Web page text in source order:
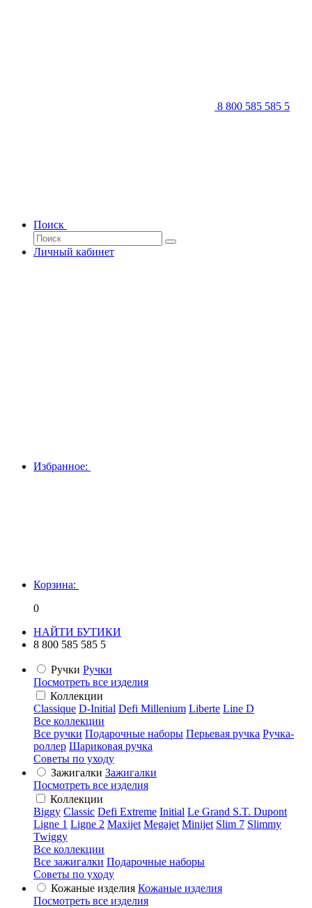
8 800 585 585 5
Поиск
Личный кабинет
Избранное:
Корзина:
0
НАЙТИ БУТИКИ
8 800 585 585 5
Ручки Ручки
Посмотреть все изделия
Коллекции
Classique D-Initial Defi Millenium Liberte Line D
Все коллекции
Все ручки Подарочные наборы Перьевая ручка Ручка-
роллер Шариковая ручка
Советы по уходу
Зажигалки Зажигалки
Посмотреть все изделия
Коллекции
Biggy Classic Defi Extreme Initial Le Grand S.T. Dupont
Ligne 1 Ligne 2 Maxijet Megajet Minijet Slim 7 Slimmy
Twiggy
Все коллекции
Все зажигалки Подарочные наборы
Советы по уходу
Кожаные изделия Кожаные изделия
Посмотреть все изделия